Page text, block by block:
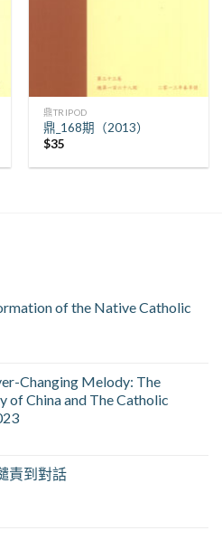
鼎TRIPOD
鼎_168期（2013）
$35
of the Native Catholic
Changing Melody: The
of China and The Catholic
責到對話